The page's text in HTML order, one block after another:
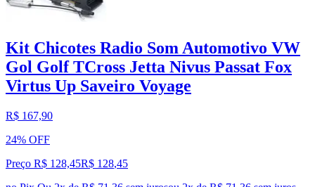
Kit Chicotes Radio Som Automotivo VW
Gol Golf TCross Jetta Nivus Passat Fox
Virtus Up Saveiro Voyage
R$ 167,90
24% OFF
Preço R$ 128,45R$ 128,45